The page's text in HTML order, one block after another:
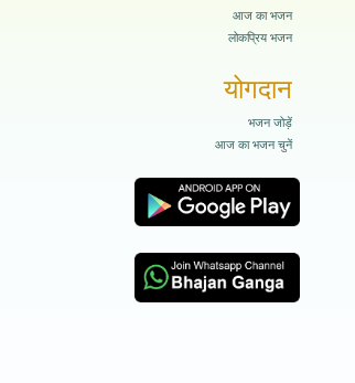
आज का भजन
लोकप्रिय भजन
योगदान
भजन जोड़ें
आज का भजन चुनें